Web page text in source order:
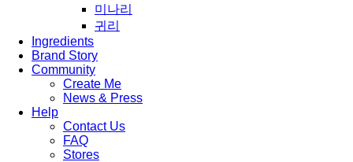
미나리
귀리
Ingredients
Brand Story
Community
Create Me
News & Press
Help
Contact Us
FAQ
Stores